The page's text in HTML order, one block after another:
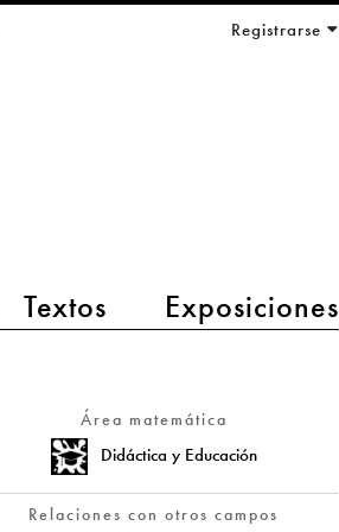
Textos Exposiciones
Registrarse
Área matemática
Didáctica y Educación
Relaciones con otros campos